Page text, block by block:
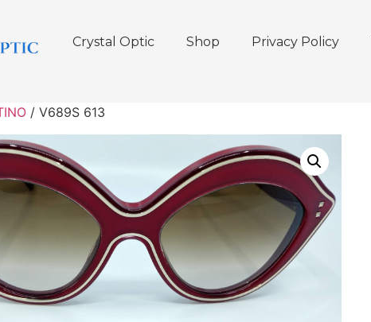
Crystal Optic Shop Privacy Policy
/ V689S 613